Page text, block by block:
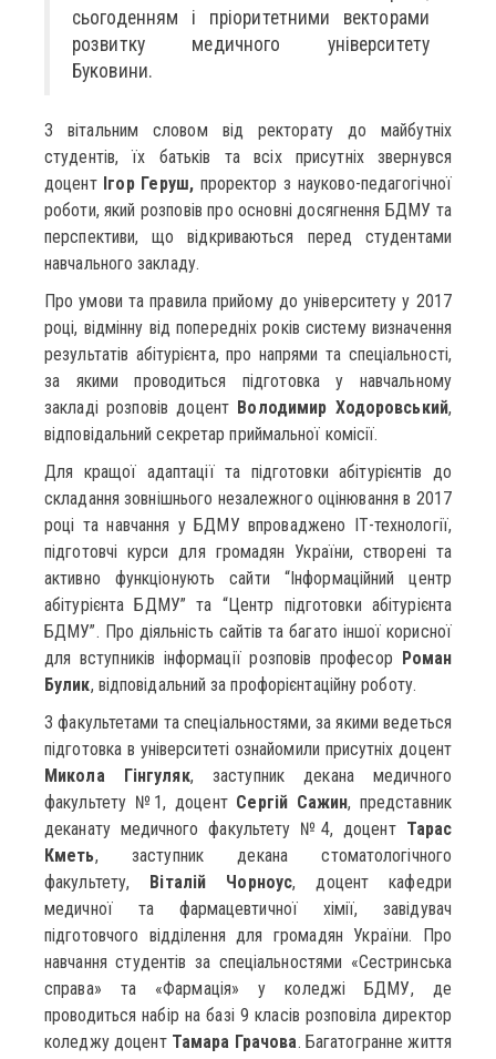
сьогоденням і пріоритетними векторами
розвитку медичного університету
Буковини.
З вітальним словом від ректорату до майбутніх
студентів, їх батьків та всіх присутніх звернувся
доцент Ігор Геруш,проректор з науково-педагогічної
роботи, який розповів про основні досягнення БДМУ та
перспективи, що відкриваються перед студентами
навчального закладу.
Про умови та правила прийому до університету у 2017
році, відмінну від попередніх років систему визначення
результатів абітурієнта, про напрями та спеціальності,
за якими проводиться підготовка у навчальному
закладі розповів доцент Володимир Ходоровський,
відповідальний секретар приймальної комісії.
Для кращої адаптації та підготовки абітурієнтів до
складання зовнішнього незалежного оцінювання в 2017
році та навчання у БДМУ впроваджено ІТ-технології,
підготовчі курси для громадян України, створені та
активно функціонують сайти “Інформаційний центр
абітурієнта БДМУ” та “Центр підготовки абітурієнта
БДМУ”. Про діяльність сайтів та багато іншої корисної
для вступників інформації розповів професор Роман
Булик, відповідальний за профорієнтаційну роботу.
З факультетами та спеціальностями, за якими ведеться
підготовка в університеті ознайомили присутніх доцент
Микола Гінгуляк, заступник декана медичного
факультету №1, доцентСергій Сажин, представник
деканату медичного факультету №4, доцент Тарас
Кметь, заступник декана стоматологічного
факультету, Віталій Чорноус, доцент кафедри
медичної та фармацевтичної хімії, завідувач
підготовчого відділення для громадян України. Про
навчання студентів за спеціальностями «Сестринська
справа» та «Фармація» у коледжі БДМУ, де
проводиться набір на базі 9 класів розповіла директор
коледжу доцент Тамара Грачова. Багатогранне життя